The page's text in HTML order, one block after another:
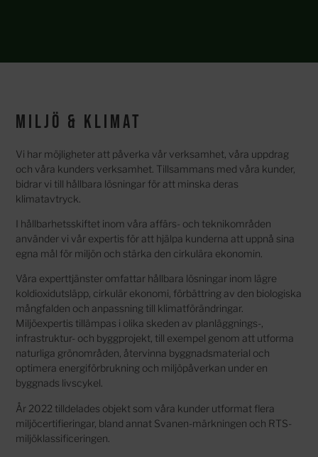
Miljö & klimat
Vi har möjligheter att påverka vår verksamhet, våra uppdrag
och våra kunders verksamhet. Tillsammans med våra kunder,
bidrar vi till hållbara lösningar för att minska deras
klimatavtryck.
I hållbarhetsskiftet inom våra affärs- och teknikområden
använder vi vår expertis för att hjälpa kunderna att uppnå sina
egna mål för miljön och stärka den cirkulära ekonomin.
Våra experttjänster omfattar hållbara lösningar inom lägre
koldioxidutsläpp, cirkulär ekonomi, förbättring av den biologiska
mångfalden och anpassning till klimatförändringar.
Miljöexpertis tillämpas i olika skeden av planläggnings-,
infrastruktur- och byggprojekt, till exempel genom att utforma
naturliga grönområden, återvinna byggnadsmaterial och
optimera energiförbrukning och miljöpåverkan under en
byggnads livscykel.
År 2022 tilldelades objekt som våra kunder utformat flera
miljöcertifieringar, bland annat Svanen-märkningen och RTS-
miljöklassificeringen.